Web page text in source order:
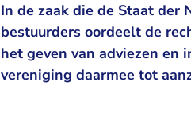
In de zaak die de Staat der
bestuurders oordeelt de
het geven van adviezen en
vereniging daarmee tot